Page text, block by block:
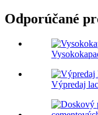
Odporúčané
Výpredaj